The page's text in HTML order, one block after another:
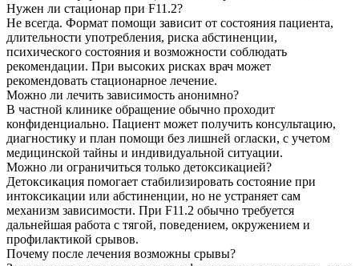
Нужен ли стационар при F11.2?
Не всегда. Формат помощи зависит от состояния пациента,
длительности употребления, риска абстиненции,
психического состояния и возможности соблюдать
рекомендации. При высоких рисках врач может
рекомендовать стационарное лечение.
Можно ли лечить зависимость анонимно?
В частной клинике обращение обычно проходит
конфиденциально. Пациент может получить консультацию,
диагностику и план помощи без лишней огласки, с учетом
медицинской тайны и индивидуальной ситуации.
Можно ли ограничиться только детоксикацией?
Детоксикация помогает стабилизировать состояние при
интоксикации или абстиненции, но не устраняет сам
механизм зависимости. При F11.2 обычно требуется
дальнейшая работа с тягой, поведением, окружением и
профилактикой срывов.
Почему после лечения возможны срывы?